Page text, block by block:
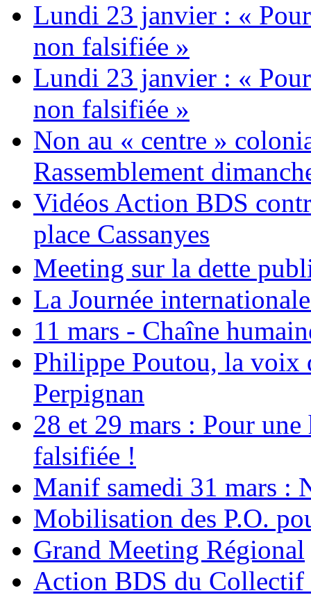
Lundi 23 janvier : «
non falsifiée »
Lundi 23 janvier : «
non falsifiée »
Non au « centre »
Rassemblement
Vidéos Action BDS
place Cassanyes
Meeting sur la dette
La Journée
11 mars - Chaîne
Philippe Poutou, la voix
Perpignan
28 et 29 mars : Pour
falsifiée !
Manif samedi 31 mars :
Mobilisation des P.O.
Grand Meeting Régional
Action BDS du Collectif